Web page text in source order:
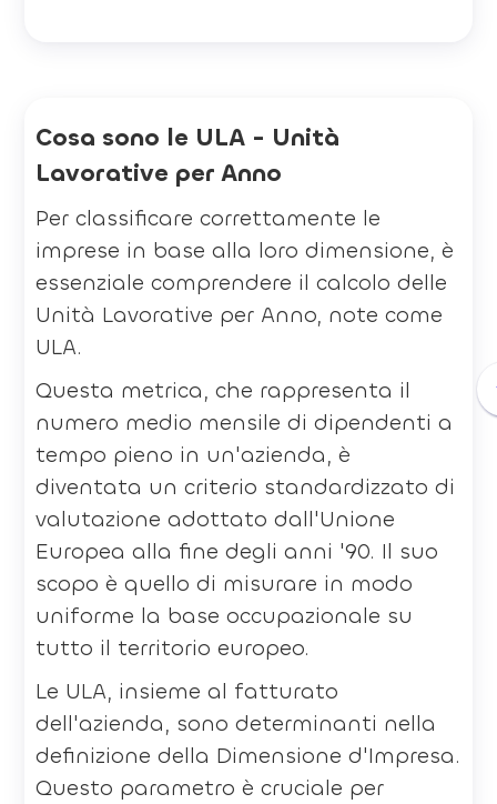
Cosa sono le ULA - Unità
Lavorative per Anno
Per classificare correttamente le
imprese in base alla loro dimensione, è
essenziale comprendere il calcolo delle
Unità Lavorative per Anno, note come
ULA.
Questa metrica, che rappresenta il
numero medio mensile di dipendenti a
tempo pieno in un'azienda, è
diventata un criterio standardizzato di
valutazione adottato dall'Unione
Europea alla fine degli anni '90. Il suo
scopo è quello di misurare in modo
uniforme la base occupazionale su
tutto il territorio europeo.
Le ULA, insieme al fatturato
dell'azienda, sono determinanti nella
definizione della Dimensione d'Impresa.
Questo parametro è cruciale per